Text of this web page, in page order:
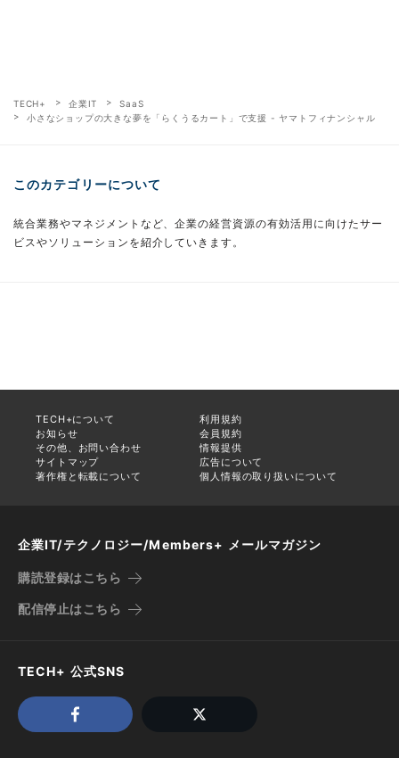
TECH+ 企業IT
SaaS
小さなショップの大きな夢を「らくうるカート」で支援 - ヤマトフィナンシャル
このカテゴリーについて
統合業務やマネジメントなど、企業の経営資源の有効活用に向けたサー
ビスやソリューションを紹介していきます。
TECH+について
利用規約
お知らせ
会員規約
その他、お問い合わせ
情報提供
サイトマップ
広告について
著作権と転載について
個人情報の取り扱いについて
企業IT/テクノロジー/Members+ メールマガジン
購読登録はこちら
配信停止はこちら
TECH+ 公式SNS